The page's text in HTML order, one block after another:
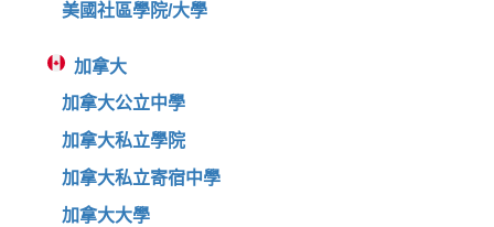
美國社區學院/大學
加拿大
加拿大公立中學
加拿大私立學院
加拿大私立寄宿中學
加拿大大學